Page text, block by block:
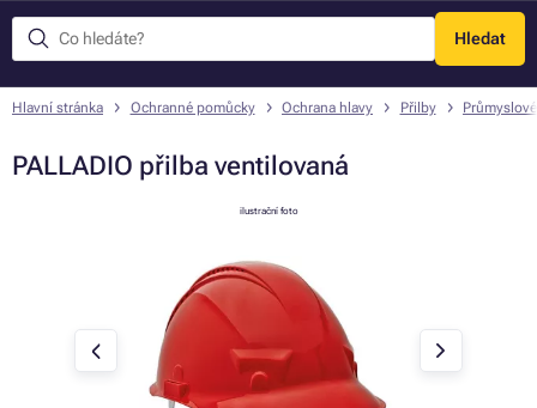
Hledat
Menu
Hlavní stránka Ochranné pomůcky Ochrana hlavy Přilby Průmyslové
PALLADIO přilba ventilovaná
ilustrační foto